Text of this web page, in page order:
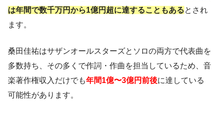
は年間で数千万円から1億円超に達することもあるとされ
ます。
桑田佳祐はサザンオールスターズとソロの両方で代表曲を
多数持ち、その多くで作詞・作曲を担当しているため、音
楽著作権収入だけでも年間1億〜3億円前後に達している
可能性があります。